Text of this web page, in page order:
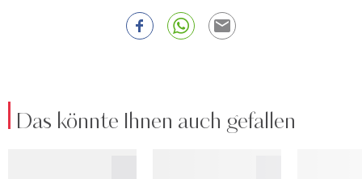
Das könnte Ihnen auch gefallen